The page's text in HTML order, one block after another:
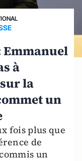
Emmanuel
à
la
un
fois plus que
de
un